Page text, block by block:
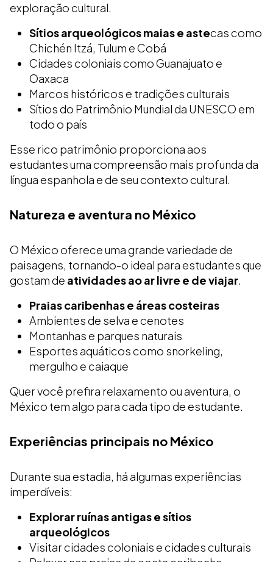
exploração cultural.
Sítios arqueológicos maias e astecas como
Chichén Itzá, Tulum e Cobá
Cidades coloniais como Guanajuato e
Oaxaca
Marcos históricos e tradições culturais
Sítios do Patrimônio Mundial da UNESCO em
todo o país
Esse rico patrimônio proporciona aos
estudantes uma compreensão mais profunda da
língua espanhola e de seu contexto cultural.
Natureza e aventura no México
O México oferece uma grande variedade de
paisagens, tornando-o ideal para estudantes que
gostam de atividades ao ar livre e de viajar.
Praias caribenhas e áreas costeiras
Ambientes de selva e cenotes
Montanhas e parques naturais
Esportes aquáticos como snorkeling,
mergulho e caiaque
Quer você prefira relaxamento ou aventura, o
México tem algo para cada tipo de estudante.
Experiências principais no México
Durante sua estadia, há algumas experiências
imperdíveis:
Explorar ruínas antigas e sítios
arqueológicos
Visitar cidades coloniais e cidades culturais